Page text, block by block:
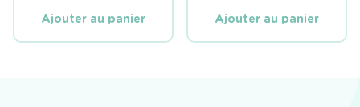
ÉTAIT :
EST :
Ajouter au panier
ÉTAIT :
EST :
Ajouter au panier